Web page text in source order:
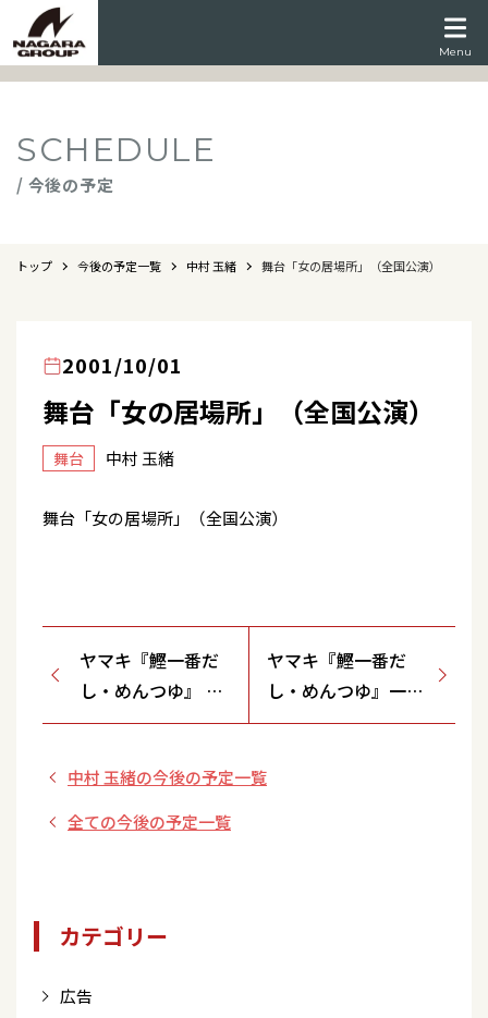
Menu
SCHEDULE
/ 今後の予定
トップ 今後の予定一覧 中村 玉緒 舞台「女の居場所」（全国公演）
2001/10/01
舞台「女の居場所」（全国公演）
舞台 中村 玉緒
舞台「女の居場所」（全国公演）
ヤマキ『鰹一番だ
し・めんつゆ』 一
番じゃないと・一
ヤマキ『鰹一番だ
し・めんつゆ』一番
じゃないと・一番列
中
中村 玉緒の今後の予定一覧
全ての今後の予定一覧
カテゴリー
広告